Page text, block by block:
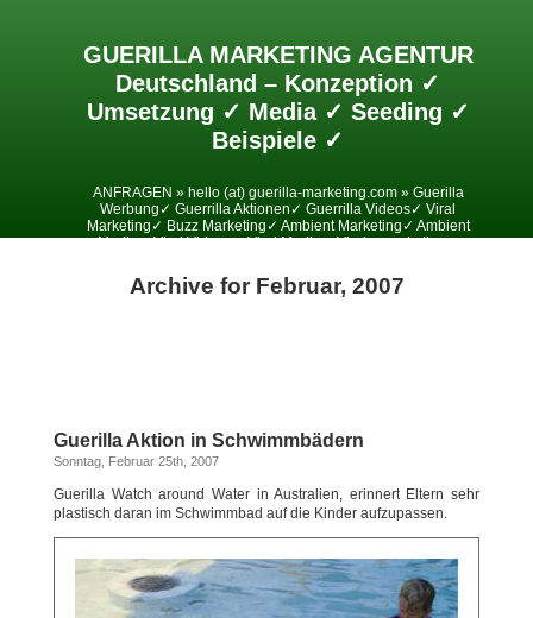
GUERILLA MARKETING AGENTUR
Deutschland – Konzeption ✓
Umsetzung ✓ Media ✓ Seeding ✓
Beispiele ✓
ANFRAGEN » hello (at) guerilla-marketing.com » Guerilla
Werbung✓ Guerrilla Aktionen✓ Guerrilla Videos✓ Viral
Marketing✓ Buzz Marketing✓ Ambient Marketing✓ Ambient
Media✓ Viral Videos✓ Viral Media✓ Viralesmarketing✓
Archive for Februar, 2007
Guerilla Aktion in Schwimmbädern
Sonntag, Februar 25th, 2007
Guerilla Watch around Water in Australien, erinnert Eltern sehr
plastisch daran im Schwimmbad auf die Kinder aufzupassen.